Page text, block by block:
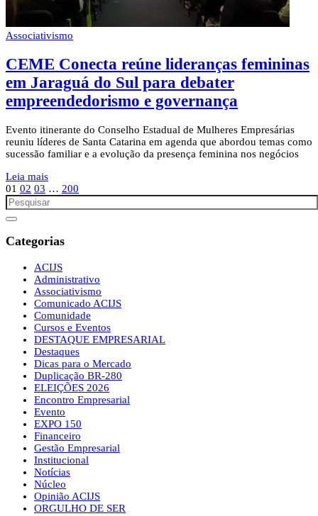
Associativismo
CEME Conecta reúne lideranças femininas
em Jaraguá do Sul para debater
empreendedorismo e governança
Evento itinerante do Conselho Estadual de Mulheres Empresárias
reuniu líderes de Santa Catarina em agenda que abordou temas como
sucessão familiar e a evolução da presença feminina nos negócios
Leia mais
01 02 03 … 200
Categorias
ACIJS
Administrativo
Associativismo
Comunicado ACIJS
Comunidade
Cursos e Eventos
DESTAQUE EMPRESARIAL
Destaques
Dicas para o Mercado
Duplicação BR-280
ELEIÇÕES 2026
Encontro Empresarial
Evento
EXPO 150
Financeiro
Gestão Empresarial
Institucional
Notícias
Núcleo
Opinião ACIJS
ORGULHO DE SER